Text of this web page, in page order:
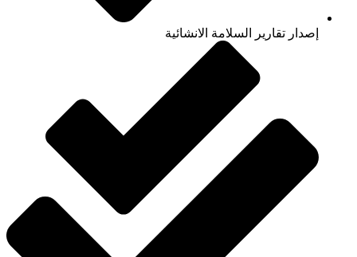
إصدار تقارير السلامة الانشائية